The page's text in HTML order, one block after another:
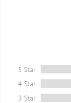
ลูกค้าสามารถผ่อ
โปรโมชั่นผ่อนจ่า
ร่วมกับทางธนาค
ติดต่อแจ้งขอผ่อ
เครดิตธนาคารที่
5 Star
4 Star
3 Star